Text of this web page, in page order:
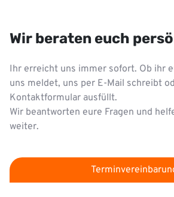
Wir beraten euch
Ihr erreicht uns immer sofort. Ob ihr
uns meldet, uns per E-Mail schreibt
Kontaktformular ausfüllt.
Wir beantworten eure Fragen und
weiter.